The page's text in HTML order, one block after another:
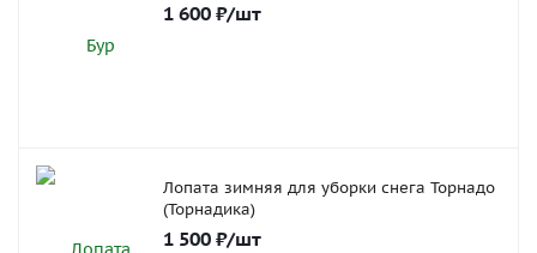
1 600 ₽/шт
Лопата зимняя для уборки снега Торнадо
(Торнадика)
1 500 ₽/шт